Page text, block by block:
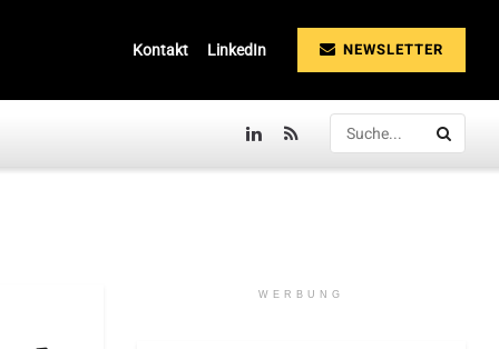
Kontakt LinkedIn NEWSLETTER
WERBUNG